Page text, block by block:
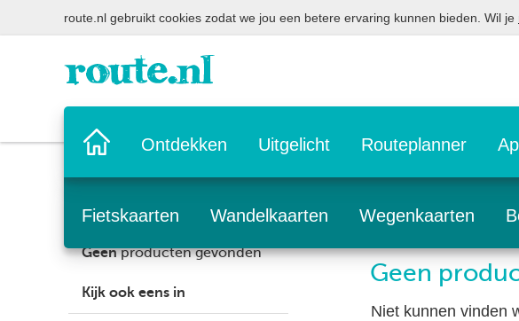
route.nl gebruikt cookies zodat we jou een betere ervaring kunnen bieden. Wil je
Home
paginaOntdekken Uitgelicht Routeplanner
Fietskaarten Wandelkaarten Wegenkaarten
Geenproducten gevonden
Kijk ook eens in
Geen
Niet kunnen vinden